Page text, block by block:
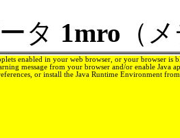
タ 1mro （
enabled in your web browser, or your browser is
message from your browser and/or enable Java
or install the Java Runtime Environment